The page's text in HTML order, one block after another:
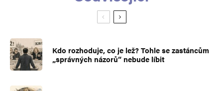
Kdo rozhoduje, co je lež? Tohle se zastáncům
„správných názorů“ nebude líbit